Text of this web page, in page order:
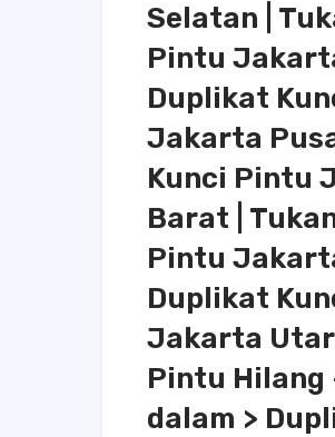
Selatan |
Pintu
Duplikat
Jakarta
Kunci Pintu
Barat |
Pintu
Duplikat
Jakarta
Pintu Hilang
dalam >